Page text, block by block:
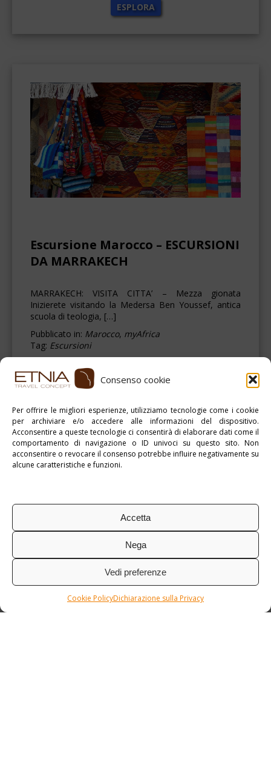
Consenso cookie
Per offrire le migliori esperienze, utilizziamo tecnologie come i cookie
per archiviare e/o accedere alle informazioni del dispositivo.
Acconsentire a queste tecnologie ci consentirà di elaborare dati come il
comportamento di navigazione o ID univoci su questo sito. Non
acconsentire o revocare il consenso potrebbe influire negativamente su
alcune caratteristiche e funzioni.
Accetta
Nega
Vedi preferenze
Cookie PolicyDichiarazione sulla Privacy
ESPLORA
Escursione Marocco – ESCURSIONI
DA MARRAKECH
MARRAKECH: VISITA CITTA’ – Mezza gionata
Inizierete visitando la Medersa Ben Youssef, antica
scuola di teologia, […]
Pubblicato in: Marocco, myAfrica
Tag: Escursioni
< <